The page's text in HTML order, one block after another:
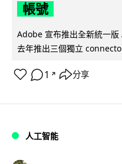
帳號
Adobe 宣布推出全新統一
去年推出三個獨立
1 ↗ 分享
人工智能